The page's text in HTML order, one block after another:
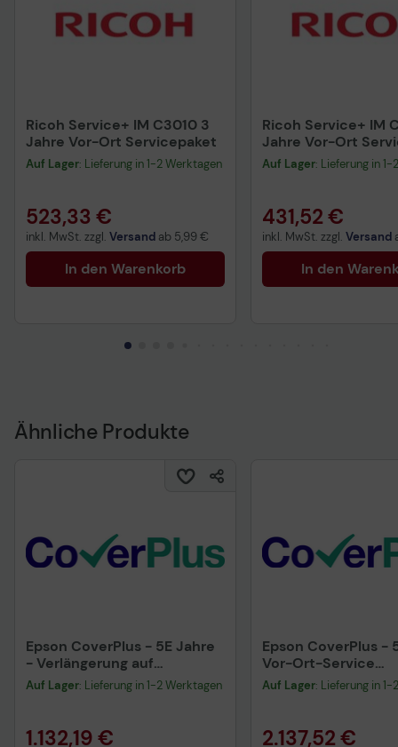
Ricoh Service+ IM C3010 3
Jahre Vor-Ort Servicepaket
Auf Lager: Lieferung in 1-2 Werktagen
523,33 €
inkl. MwSt. zzgl. Versand ab 5,99 €
In den Warenkorb
Ricoh Service+ IM
Jahre Vor-Ort
Auf Lager: Lieferung in
431,52 €
inkl. MwSt. zzgl. Versand
In den
Ähnliche Produkte
Epson CoverPlus - 5E Jahre
- Verlängerung auf
CoverPlus mit Vor-Ort-
Service für SC-T5200
Auf Lager: Lieferung in 1-2 Werktagen
1.132,19 €
Epson CoverPlus -
Vor-Ort-Service
einschließlich
für SureColor SC-
Auf Lager: Lieferung in
2.137,52 €